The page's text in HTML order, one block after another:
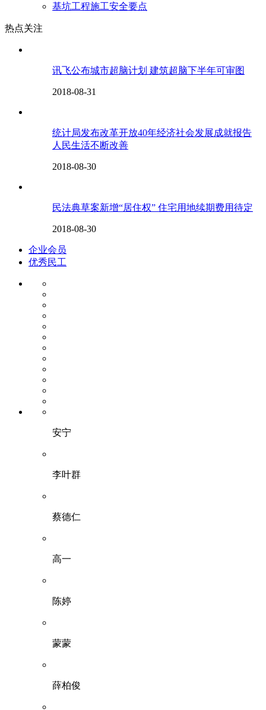
基坑工程施工安全要点
热点关注
讯飞公布城市超脑计划 建筑超脑下半年可审图
2018-08-31
统计局发布改革开放40年经济社会发展成就报告
人民生活不断改善
2018-08-30
民法典草案新增“居住权” 住宅用地续期费用待定
2018-08-30
企业会员
优秀民工
安宁
李叶群
蔡德仁
高一
陈婷
蒙蒙
薛柏俊